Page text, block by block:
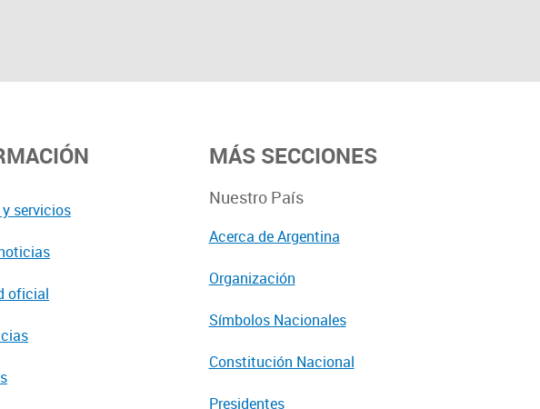
servicios
oficial
MÁS SECCIONES
Nuestro País
Acerca de Argentina
Organización
Símbolos Nacionales
Constitución Nacional
Presidentes